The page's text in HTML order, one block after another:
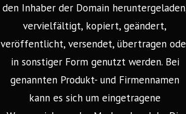
den Inhaber der Domain
vervielfältigt, kopiert, geändert,
veröffentlicht, versendet, übertragen
in sonstiger Form genutzt werden. Bei
genannten Produkt- und Firmennamen
kann es sich um eingetragene